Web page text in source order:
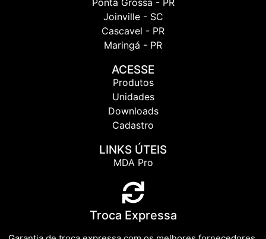
Ponta Grossa - PR
Joinville - SC
Cascavel - PR
Maringá - PR
ACESSE
Produtos
Unidades
Downloads
Cadastro
LINKS ÚTEIS
MDA Pro
Troca Expressa